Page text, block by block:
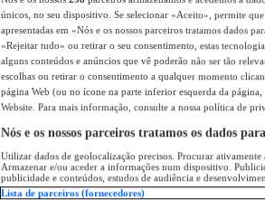
únicos, no seu dispositivo. Se selecionar «Aceito», permite
apresentadas em «Nós e os nossos parceiros tratamos dados
«Rejeitar tudo» ou retirar o seu consentimento, estas
alguns conteúdos e anúncios que vê poderão não ser tão
escolhas ou retirar o consentimento a qualquer momento
página Web (ou no ícone na parte inferior esquerda da página,
Website. Para mais informação, consulte a nossa política de
Nós e os nossos parceiros tratamos os dados
Utilizar dados de geolocalização precisos. Procurar
Armazenar e/ou aceder a informações num dispositivo.
publicidade e conteúdos, estudos de audiência e
Lista de parceiros (fornecedores)